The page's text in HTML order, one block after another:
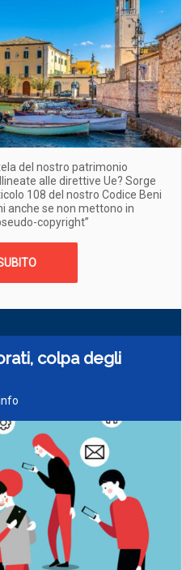
del nostro patrimonio
alle direttive Ue? Sorge
108 del nostro Codice Beni
anche se non mettono in
copyright”
colpa degli